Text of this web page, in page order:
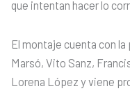
que intentan hacer lo
El montaje cuenta con
Marsó, Vito Sanz,
Lorena López y viene